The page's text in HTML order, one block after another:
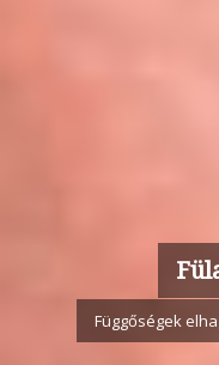
Függőségek